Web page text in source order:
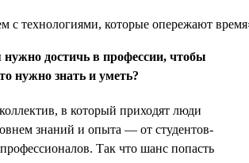
достичь в профессии, чтобы
нужно знать и уметь?
в который приходят люди
знаний и опыта — от студентов-
Так что шанс попасть